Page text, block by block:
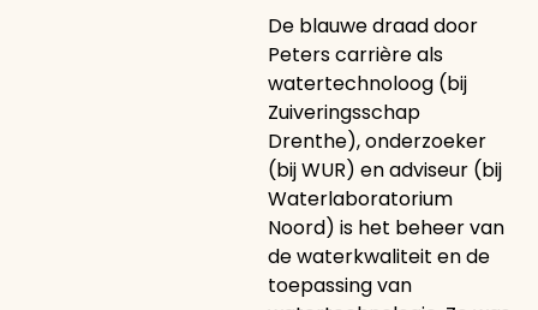
De blauwe draad door
Peters carrière als
watertechnoloog (bij
Zuiveringsschap
Drenthe), onderzoeker
(bij WUR) en adviseur (bij
Waterlaboratorium
Noord) is het beheer van
de waterkwaliteit en de
toepassing van